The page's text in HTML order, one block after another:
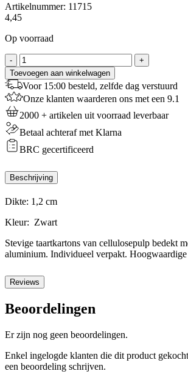
Artikelnummer: 11715
4,45
Op voorraad
-
Taart
Onderlegger
/
Drum
Zwart
30
aantal
+
Toevoegen aan winkelwagen
Voor 15:00 besteld, zelfde dag verstuurd
Onze klanten waarderen ons met een 9.1
2000 + artikelen uit voorraad leverbaar
Betaal achteraf met Klarna
BRC gecertificeerd
Beschrijving
Dikte: 1,2 cm
Kleur: Zwart
Stevige taartkartons van cellulosepulp bedekt
aluminium. Individueel verpakt.
Reviews
Beoordelingen
Er zijn nog geen beoordelingen.
Enkel ingelogde klanten die dit product
een beoordeling schrijven.